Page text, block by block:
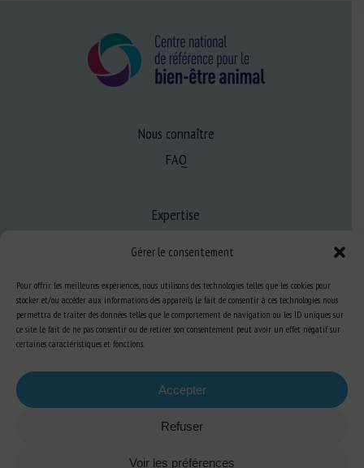
Gérer le consentement
Pour offrir les meilleures expériences, nous utilisons des technologies telles que les cookies pour
stocker et/ou accéder aux informations des appareils. Le fait de consentir à ces technologies nous
permettra de traiter des données telles que le comportement de navigation ou les ID uniques sur
ce site. Le fait de ne pas consentir ou de retirer son consentement peut avoir un effet négatif sur
certaines caractéristiques et fonctions.
Accepter
Refuser
Voir les préférences
Nous connaître
FAQ
Expertise
Ressources
Mentions Légales-Confidentialité-Cookies